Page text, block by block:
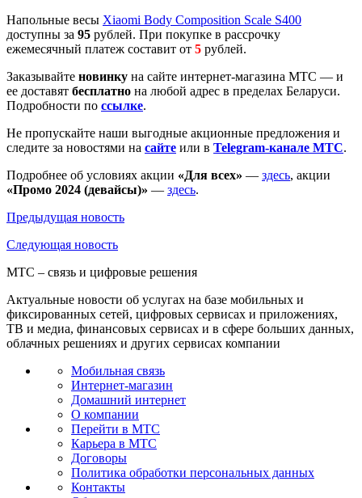
Напольные весы Xiaomi Body Composition Scale S400
доступны за 95 рублей. При покупке в рассрочку
ежемесячный платеж составит от 5 рублей.
Заказывайте новинку на сайте интернет-магазина МТС — и
ее доставят бесплатно на любой адрес в пределах Беларуси.
Подробности по ссылке.
Не пропускайте наши выгодные акционные предложения и
следите за новостями на сайте или в Telegram-канале МТС.
Подробнее об условиях акции «Для всех» — здесь, акции
«Промо 2024 (девайсы)» — здесь.
Предыдущая новость
Следующая новость
МТС – связь и цифровые решения
Актуальные новости об услугах на базе мобильных и
фиксированных сетей, цифровых сервисах и приложениях,
ТВ и медиа, финансовых сервисах и в сфере больших данных,
облачных решениях и других сервисах компании
Мобильная связь
Интернет-магазин
Домашний интернет
О компании
Перейти в МТС
Карьера в МТС
Договоры
Политика обработки персональных данных
Контакты